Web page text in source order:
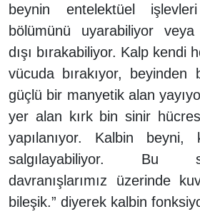
beynin entelektüel
bölümünü uyarabiliyor
dışı bırakabiliyor. Kalp kendi
vücuda bırakıyor, beyinden
güçlü bir manyetik alan
yer alan kırk bin sinir
yapılanıyor. Kalbin beyni,
salgılayabiliyor. Bu
davranışlarımız üzerinde
bileşik.” diyerek kalbin